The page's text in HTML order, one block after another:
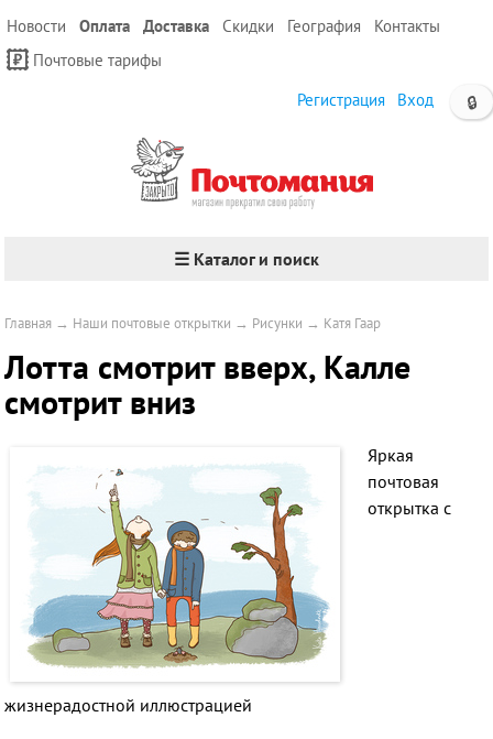
Новости Оплата Доставка Скидки География
Контакты
Почтовые тарифы
🔒
Регистрация Вход
☰ Каталог и поиск
Главная → Наши почтовые открытки → Рисунки → Катя Гаар
Лотта смотрит вверх, Калле
смотрит вниз
Яркая
почтовая
открытка с
жизнерадостной иллюстрацией